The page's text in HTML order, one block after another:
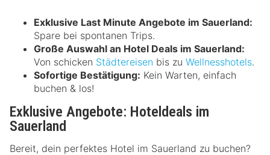
Exklusive Last Minute Angebote im Sauerland:
Spare bei spontanen Trips.
Große Auswahl an Hotel Deals im Sauerland:
Von schicken Städtereisen bis zu Wellnesshotels.
Sofortige Bestätigung: Kein Warten, einfach
buchen & los!
Exklusive Angebote: Hoteldeals im
Sauerland
Bereit, dein perfektes Hotel im Sauerland zu buchen?